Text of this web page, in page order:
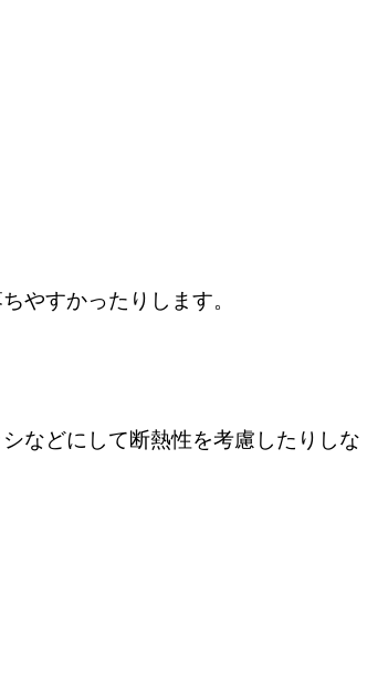
やすかったりします。
などにして断熱性を考慮したりしな